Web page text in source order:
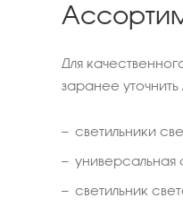
Для
заранее
светильники
универсальная
светильник